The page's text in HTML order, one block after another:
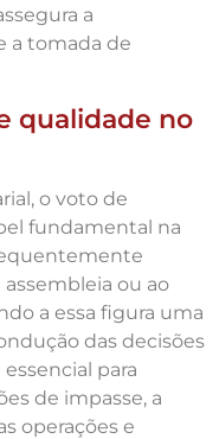
a
a tomada de
qualidade no
o voto de
fundamental na
ou ao
a essa figura uma
das decisões
para
de impasse, a
operações e